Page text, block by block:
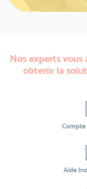
Nos experts vous
obtenir la
Compte
Aide